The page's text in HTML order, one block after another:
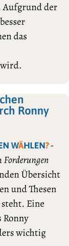
Aufgrund der
das
Ronny
WÄHLEN?-
Forderungen
Übersicht
und Thesen
Eine
Ronny
wichtig